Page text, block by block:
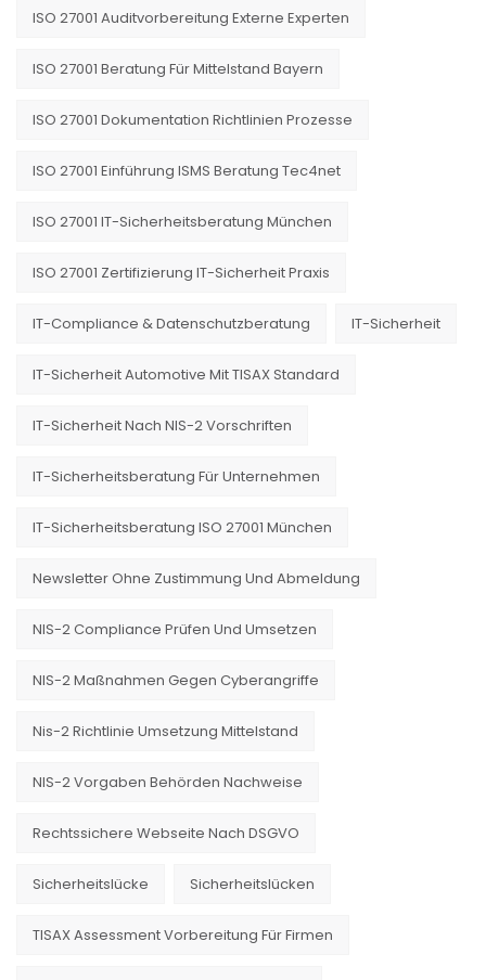
ISO 27001 Auditvorbereitung Externe Experten
ISO 27001 Beratung Für Mittelstand Bayern
ISO 27001 Dokumentation Richtlinien Prozesse
ISO 27001 Einführung ISMS Beratung Tec4net
ISO 27001 IT-Sicherheitsberatung München
ISO 27001 Zertifizierung IT-Sicherheit Praxis
IT-Compliance & Datenschutzberatung IT-Sicherheit
IT-Sicherheit Automotive Mit TISAX Standard
IT-Sicherheit Nach NIS-2 Vorschriften
IT-Sicherheitsberatung Für Unternehmen
IT-Sicherheitsberatung ISO 27001 München
Newsletter Ohne Zustimmung Und Abmeldung
NIS-2 Compliance Prüfen Und Umsetzen
NIS-2 Maßnahmen Gegen Cyberangriffe
Nis-2 Richtlinie Umsetzung Mittelstand
NIS-2 Vorgaben Behörden Nachweise
Rechtssichere Webseite Nach DSGVO
Sicherheitslücke Sicherheitslücken
TISAX Assessment Vorbereitung Für Firmen